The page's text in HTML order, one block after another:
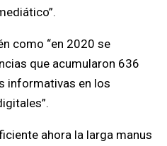
que acumularon 636
informativas en los